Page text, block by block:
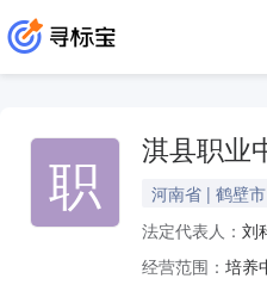
职 淇县职业
河南省 | 鹤壁市
法定代表人： 刘
经营范围： 培养